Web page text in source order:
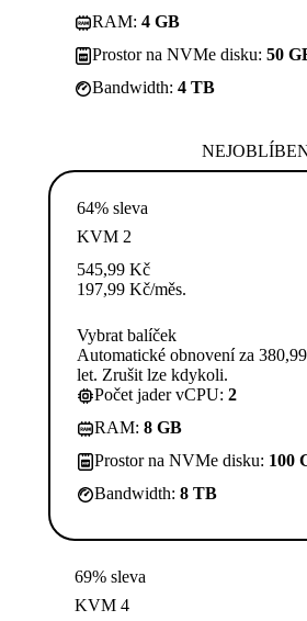
RAM: 4 GB
Prostor na NVMe disku: 50
Bandwidth: 4 TB
64% sleva
KVM 2
545,99 Kč
197,99 Kč/měs.
Vybrat balíček
Automatické obnovení za
let. Zrušit lze kdykoli.
Počet jader vCPU: 2
RAM: 8 GB
Prostor na NVMe disku: 100
Bandwidth: 8 TB
69% sleva
KVM 4